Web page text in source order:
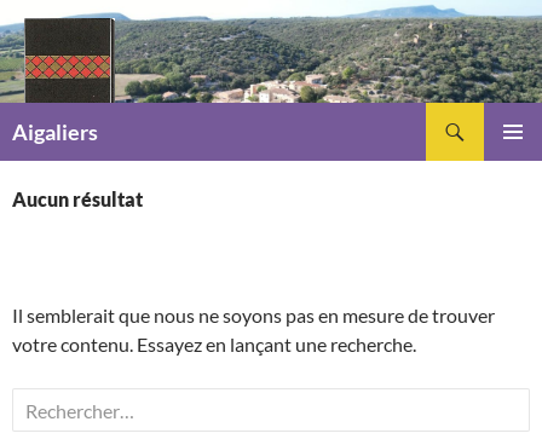
Aigaliers
CONTENU
Aucun résultat
Il semblerait que nous ne soyons pas en mesure de trouver
votre contenu. Essayez en lançant une recherche.
Rechercher :